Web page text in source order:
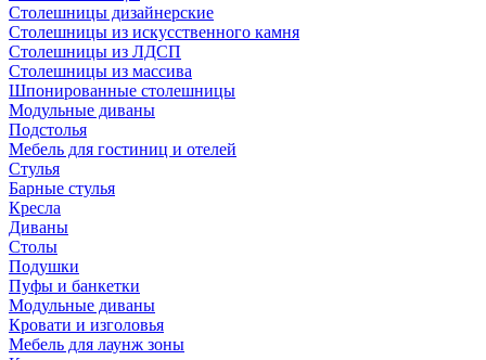
Столешницы дизайнерские
Столешницы из искусственного камня
Столешницы из ЛДСП
Столешницы из массива
Шпонированные столешницы
Модульные диваны
Подстолья
Мебель для гостиниц и отелей
Стулья
Барные стулья
Кресла
Диваны
Столы
Подушки
Пуфы и банкетки
Модульные диваны
Кровати и изголовья
Мебель для лаунж зоны